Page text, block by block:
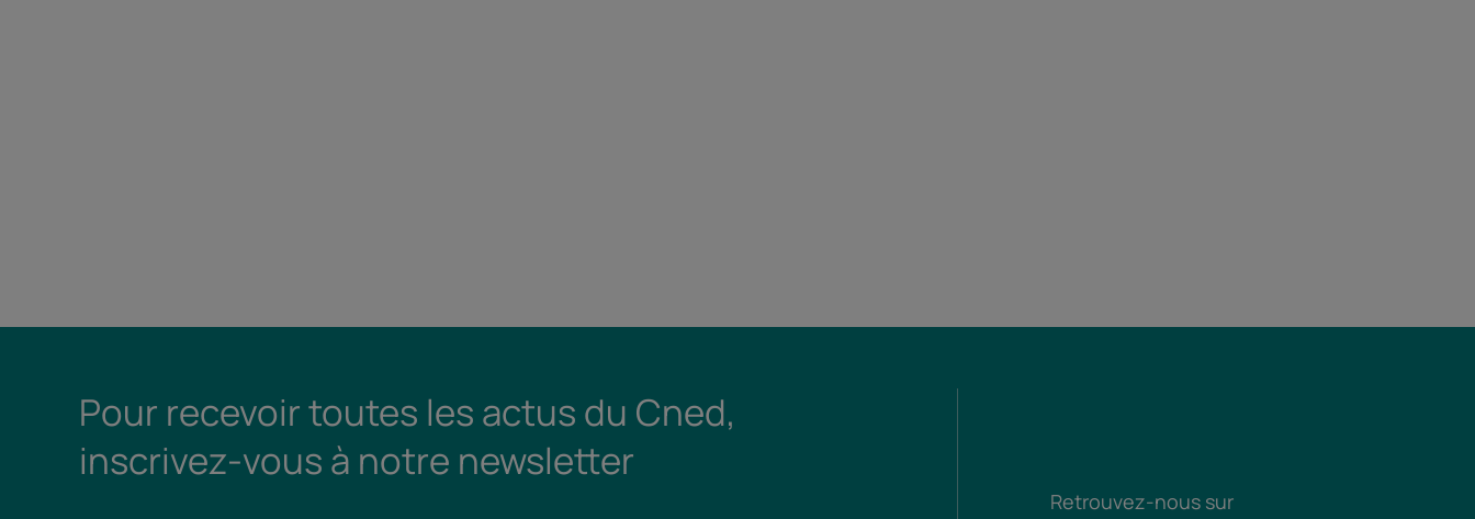
Pour recevoir toutes les actus du Cned,
inscrivez-vous à notre newsletter
Retrouvez-nous sur